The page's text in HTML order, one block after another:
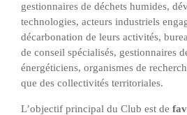
gestionnaires de déchets humides,
technologies, acteurs industriels
décarbonation de leurs activités,
de conseil spécialisés, gestionnaires
énergéticiens, organismes de
que des collectivités territoriales.
L’objectif principal du Club est de